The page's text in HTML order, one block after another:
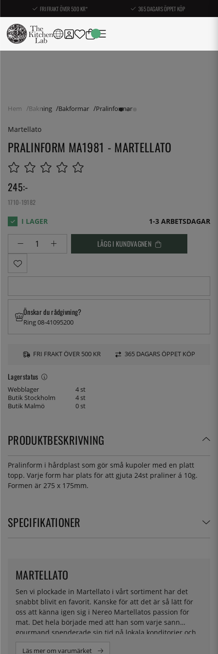
FRI FRAKT ÖVER 500 KR* 365 DAGARS ÖPPET KÖP
Hem Bakning Bakformar Pralinformar
Martellato
PRALINFORM MA1981 - MARTELLATO
245:-
1710-19182
1-3 ARBETSDAGAR
LÄGG I KUNDVAGNEN
Lagerstatus
Webblager
4 st
Butik Stockholm
4 st
Butik Malmö
0 st
Önskar du rådgivning?
Ring 08-41095200
FRI FRAKT ÖVER 500 KR 365 DAGARS ÖPPET KÖP
PRODUKTBESKRIVNING
Pralinform i hårdplast som gör små kupoler med en platt
topp. Varje form har plats för att gjuta 24st praliner á 10g.
Formen är 275 x 175mm.
SPECIFIKATIONER
Sen vi plockade in Martellato i vårt sortiment har det
snabbt blivit en favorit. Kanske för att det är så lätt för
oss att känna igen sig i Nereo Martellatos passion för
mat. Det hela började med att han som varje sann
gourmand spenderade sin tid på lokala konditorier och
hjälpte sina vänner med lösningar på bakformar han såg
MARTELLATO
Läs mer om varumärket